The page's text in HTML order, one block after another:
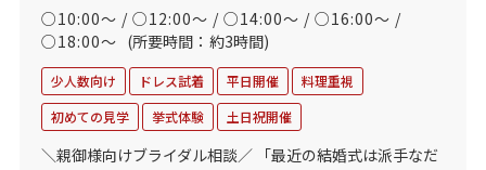
○10:00～ / ○12:00～ / ○14:00～ / ○16:00～ /
○18:00～ (所要時間：約3時間)
少人数向け ドレス試着 平日開催
料理重視
初めての見学
挙式体験 土日祝開催
＼親御様向けブライダル相談／ 「最近の結婚式は派手なだ